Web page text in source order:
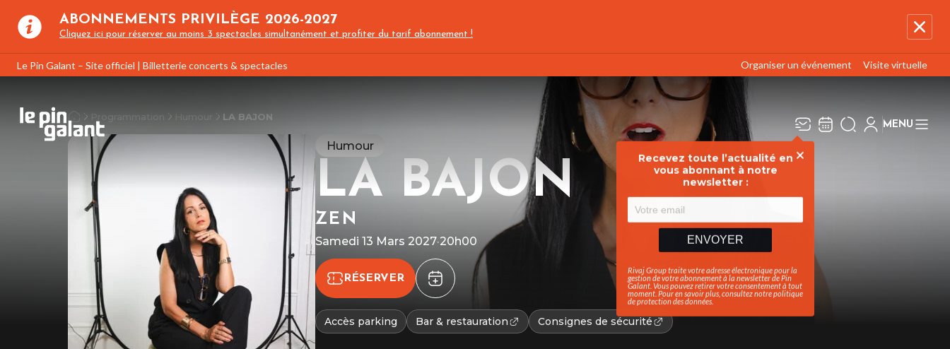
ABONNEMENTS PRIVILÈGE 2026-2027
Cliquez ici pour réserver au moins 3 spectacles simultanément et profiter du tarif abonnement !
Le Pin Galant – Site officiel | Billetterie concerts & spectacles Organiser un événement Visite virtuelle
Fermer
Recevez toute l’actualité en
vous abonnant à notre
newsletter :
ENVOYER
Rivaj Group traite votre adresse électronique pour la
gestion de votre abonnement à la newsletter de Pin
Galant . Vous pouvez retirer votre consentement à tout
moment. Pour en savoir plus, consultez notrepolitique
de protection des données
MENU
Programmation Humour LA BAJON
Humour
LA BAJON
ZEN
Samedi 13 Mars 2027·20h00
RÉSERVER
Accès parking Bar & restauration Consignes de sécurité